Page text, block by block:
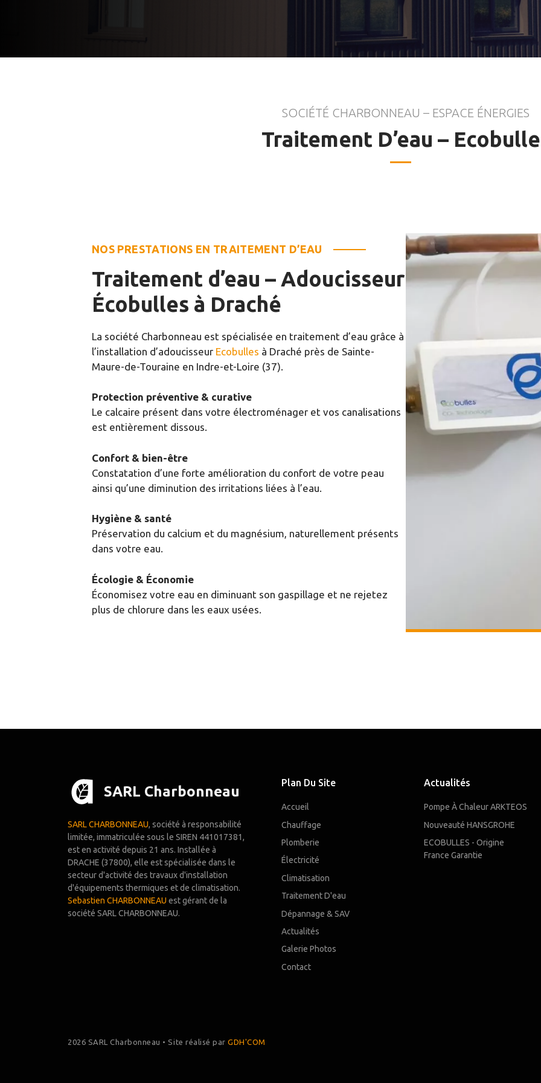
SOCIÉTÉ CHARBONNEAU – ESPACE ÉNERGIES
Traitement D’eau –
NOS PRESTATIONS EN TRAITEMENT D’EAU
Traitement d’eau – Adoucisseur
Écobulles à Draché
La société Charbonneau est spécialisée en traitement d’eau grâce à
l’installation d’adoucisseur Ecobulles à Draché près de Sainte-
Maure-de-Touraine en Indre-et-Loire (37).
Protection préventive & curative
Le calcaire présent dans votre électroménager et vos canalisations
est entièrement dissous.
Confort & bien-être
Constatation d’une forte amélioration du confort de votre peau
ainsi qu’une diminution des irritations liées à l’eau.
Hygiène & santé
Préservation du calcium et du magnésium, naturellement présents
dans votre eau.
Écologie & Économie
Économisez votre eau en diminuant son gaspillage et ne rejetez
plus de chlorure dans les eaux usées.
SARL Charbonneau
SARL CHARBONNEAU, société à responsabilité
limitée, immatriculée sous le SIREN 441017381,
est en activité depuis 21 ans. Installée à
DRACHE (37800), elle est spécialisée dans le
secteur d'activité des travaux d'installation
d'équipements thermiques et de climatisation.
Sebastien CHARBONNEAU est gérant de la
société SARL CHARBONNEAU.
Plan Du Site
Accueil
Chauffage
Plomberie
Électricité
Climatisation
Traitement D'eau
Dépannage & SAV
Actualités
Galerie Photos
Contact
Actualités
Pompe À Chaleur ARKTEOS
Nouveauté HANSGROHE
ECOBULLES - Origine
France Garantie
2026 SARL Charbonneau • Site réalisé parGDH'COM